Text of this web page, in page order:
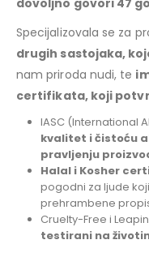
dovoljno govori 47
Specijalizovala se za
drugih sastojaka,
nam priroda nudi, te
certifikata, koji
IASC (International
kvalitet i čistoću
pravljenju
Halal i Kosher
pogodni za ljude
prehrambene
Cruelty-Free i
testirani na